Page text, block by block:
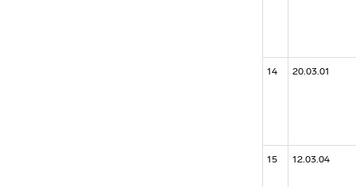
14 20.03.01
15 12.03.04